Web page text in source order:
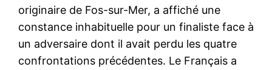
originaire de Fos-sur-Mer, a affiché une
constance inhabituelle pour un finaliste face à
un adversaire dont il avait perdu les quatre
confrontations précédentes. Le Français a